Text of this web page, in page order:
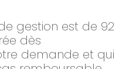
gestion est de 92
dès
demande et qui